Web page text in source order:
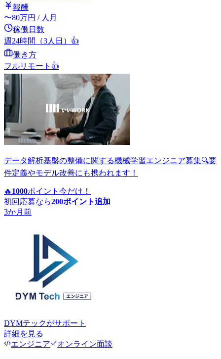
報酬
〜80万円 / 人月
稼働日数
週24時間（3人日） 👍
働き方
フルリモート 👍
データ解析基盤の整備に関する機械学習エンジニア募集🔍要
件定義やモデル改善にも携われます！
🔥 1000ポイント 今だけ！
初回応募なら200ポイント追加
3か月前
DYMテックがサポート
詳細を見る
エンジニア
オンライン面談